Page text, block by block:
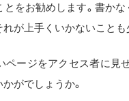
とをお勧めします。書か
が上手くいかないことも
ページをアクセス者に
がでしょうか。